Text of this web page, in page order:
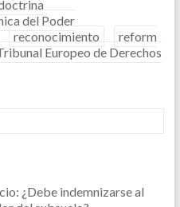
del Poder
reconocimiento
reform
Europeo de Derechos
¿Debe indemnizarse al